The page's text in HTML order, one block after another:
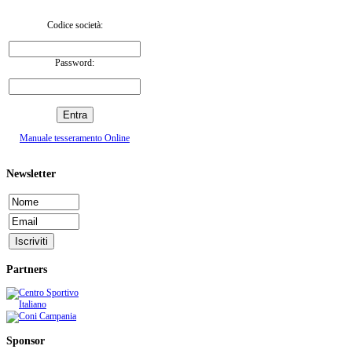
Codice società:
Password:
Manuale tesseramento Online
Newsletter
Partners
Sponsor